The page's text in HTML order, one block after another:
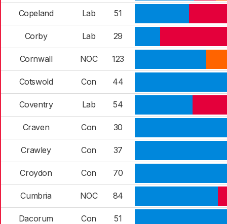
Copeland Lab 51
Corby Lab 29
Cornwall NOC 123
Cotswold Con 44
Coventry Lab 54
Craven Con 30
Crawley Con 37
Croydon Con 70
Cumbria NOC 84
Dacorum Con 51